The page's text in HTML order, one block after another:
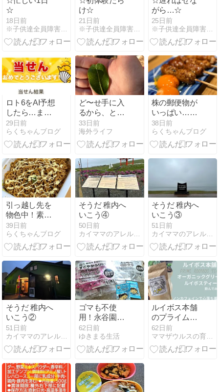
☆
18日前
け☆
21日前
がら…☆
25日前
ロト6をAI予想
したら…まさ
かの的中！
29日前
らくちゃんブログ
ど〜せ手に入
るから、と言
う安心エネル
ギーで過ごす
と手に入った
33日前
海外ライフ
株の郵便物が
いっぱい…投
資の勉強はコ
レ一冊
38日前
らくちゃんブログ
引っ越し先を
物色中！素敵
なご縁があり
ますように
39日前
らくちゃんブログ
そうだ 稚内へ
いこう④
50日前
カイママのアレルギーと子育て奮闘記
そうだ 稚内へ
いこう③
51日前
カイママのアレルギーと子育て奮闘記
そうだ 稚内へ
いこう②
51日前
カイママのアレルギーと子育て奮闘記
ゴマも不使
用！永谷園
「A-Labelふり
かけ」はアレ
ルギー配慮も
62日前
ゆきまる生活
ルイボス本舗
のプライムル
イボスティー
（オーガニッ
クグリーンル
62日前